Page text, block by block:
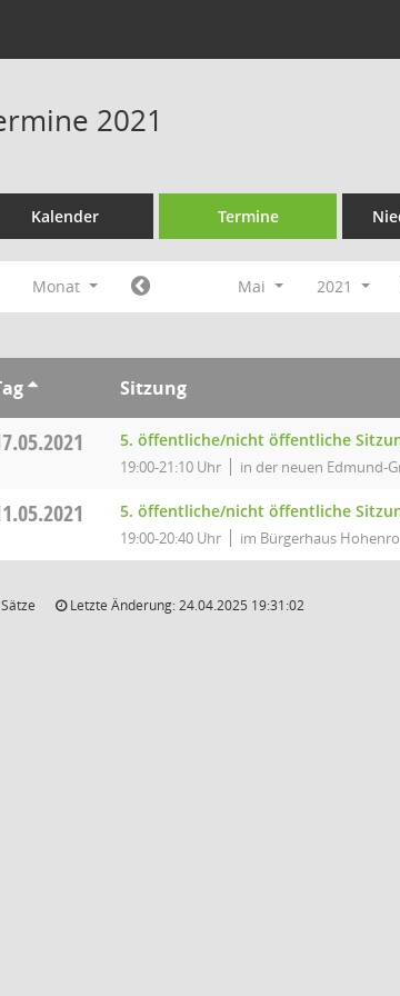
2021
Kalender Termine
Monat Mai 2021
Sitzung
5. öffentliche/nicht öffentliche
19:00-21:10 Uhr in der neuen Edmund-
5. öffentliche/nicht öffentliche
19:00-20:40 Uhr im Bürgerhaus
Letzte Änderung: 24.04.2025 19:31:02